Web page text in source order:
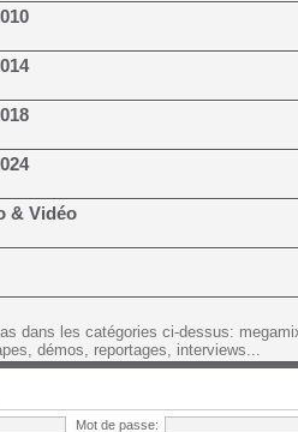
& Vidéo
dans les catégories ci-dessus:
démos, reportages, interviews...
Mot de passe: